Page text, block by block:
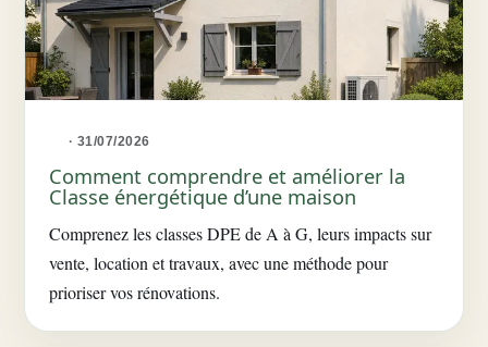
· 31/07/2026
Comment comprendre et améliorer la
Classe énergétique d’une maison
Comprenez les classes DPE de A à G, leurs impacts sur
vente, location et travaux, avec une méthode pour
prioriser vos rénovations.